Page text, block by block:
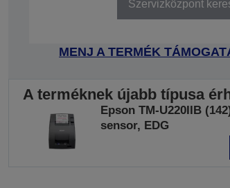
Szervizközpont
MENJ A TERMÉK
A terméknek újabb típusa
Epson TM-U220IIB
sensor, EDG